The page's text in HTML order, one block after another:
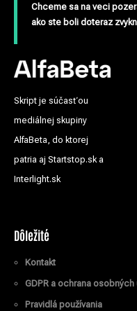
Chceme sa na veci
ako ste boli doteraz
Skript je súčasťou
mediálnej skupiny
AlfaBeta, do ktorej
patria aj Startstop.sk a
Interlight.sk
Dôležité
Kontakt
GDPR a ochrana osobných
Pravidlá používania